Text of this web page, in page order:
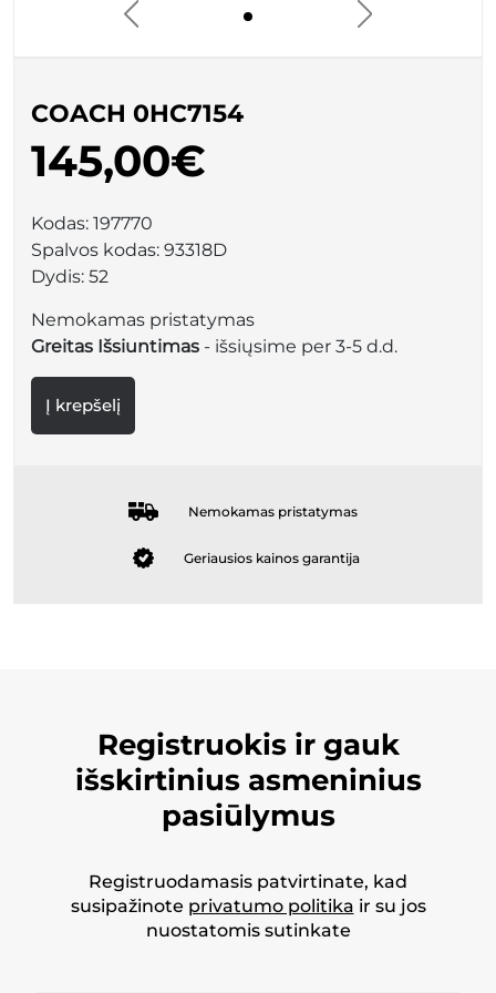
COACH 0HC7154
145,00€
Kodas: 197770
Spalvos kodas: 93318D
Dydis: 52
Nemokamas pristatymas
Greitas Išsiuntimas - išsiųsime per 3-5 d.d.
Į krepšelį
Nemokamas pristatymas
Geriausios kainos garantija
Registruokis ir gauk
išskirtinius asmeninius
pasiūlymus
Registruodamasis patvirtinate, kad
susipažinote privatumo politika ir su jos
nuostatomis sutinkate